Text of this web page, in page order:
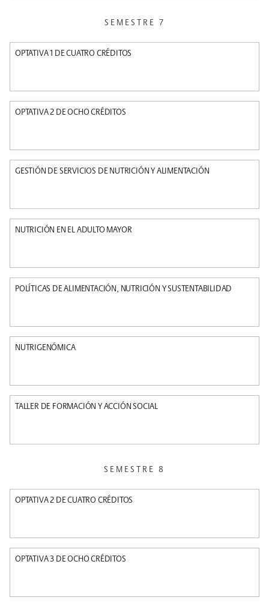
SEMESTRE 7
OPTATIVA 1 DE CUATRO CRÉDITOS
OPTATIVA 2 DE OCHO CRÉDITOS
GESTIÓN DE SERVICIOS DE NUTRICIÓN Y ALIMENTACIÓN
NUTRICIÓN EN EL ADULTO MAYOR
POLÍTICAS DE ALIMENTACIÓN, NUTRICIÓN Y SUSTENTABILIDAD
NUTRIGENÓMICA
TALLER DE FORMACIÓN Y ACCIÓN SOCIAL
SEMESTRE 8
OPTATIVA 2 DE CUATRO CRÉDITOS
OPTATIVA 3 DE OCHO CRÉDITOS